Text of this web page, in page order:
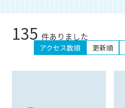
135 件ありました
アクセス数順 更新順